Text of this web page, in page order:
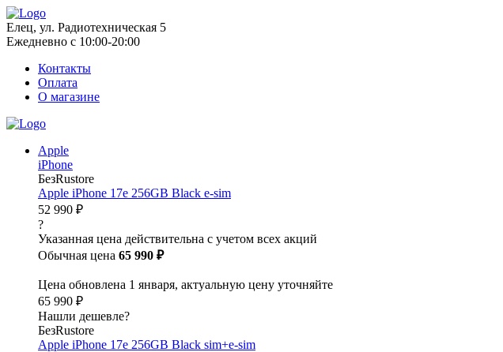
Елец, ул. Радиотехническая 5
Ежедневно с 10:00-20:00
Контакты
Оплата
О магазине
Apple
iPhone
БезRustore
Apple iPhone 17e 256GB Black e-sim
52 990 ₽
?
Указанная цена действительна с учетом всех акций
Обычная цена 65 990 ₽
Цена обновлена 1 января, актуальную цену уточняйте
65 990 ₽
Нашли дешевле?
БезRustore
Apple iPhone 17e 256GB Black sim+e-sim